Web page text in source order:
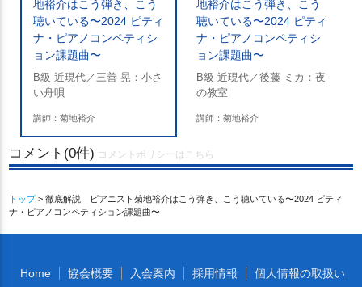
地裕介はこう弾き、こう
聴いている〜2024 ピティ
ナ・ピアノコンペティシ
ョン課題曲〜
B級 近現代／三善 晃：小さ
い舟唄
講師：菊地裕介
地裕介はこう弾き、こう
聴いている〜2024 ピティ
ナ・ピアノコンペティシ
ョン課題曲〜
B級 近現代／後藤 ミカ：夜
の教室
講師：菊地裕介
コメント(0件) コメントポリシーはこちら
トップ> 徹底解説 ピアニスト菊地裕介はこう弾き、こう聴いている〜2024 ピティ
ナ・ピアノコンペティション課題曲〜
Home 協会概要 入会案内 採用情報 個人情報の取扱い